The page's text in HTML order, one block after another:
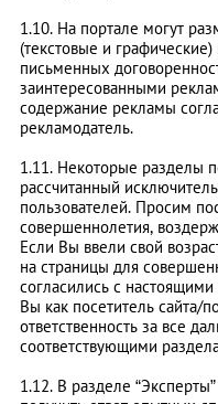
1.10. На портале могут
(текстовые и
письменных
заинтересованными
содержание рекламы
рекламодатель.
1.11. Некоторые разделы
рассчитанный
пользователей. Просим
совершеннолетия,
Если Вы ввели свой
на страницы для
согласились с
Вы как посетитель сайта/
ответственность за все
соответствующими
1.12. В разделе